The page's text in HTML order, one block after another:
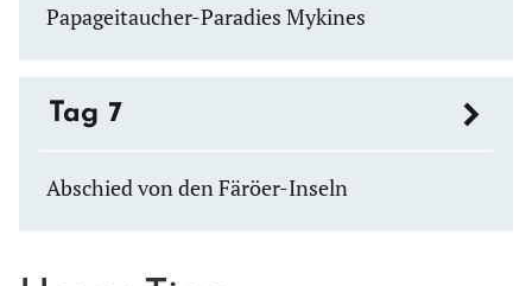
Papageitaucher-Paradies Mykines
Tag 7
Abschied von den Färöer-Inseln